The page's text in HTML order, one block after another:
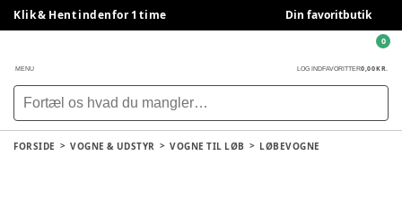
Klik & Hent indenfor 1 time Din favoritbutik
MENU LOG INDFAVORITTER0,00 KR.
0
FORSIDE VOGNE & UDSTYR VOGNE TIL LØB LØBEVOGNE